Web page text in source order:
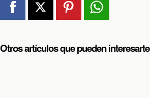
Otros artículos que pueden interesarte